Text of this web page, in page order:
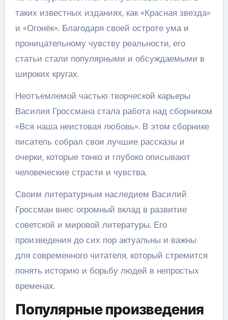
таких известных изданиях, как «Красная звезда»
и «Огонёк». Благодаря своей остроте ума и
проницательному чувству реальности, его
статьи стали популярными и обсуждаемыми в
широких кругах.
Неотъемлемой частью творческой карьеры
Василия Гроссмана стала работа над сборником
«Вся наша неистовая любовь». В этом сборнике
писатель собрал свои лучшие рассказы и
очерки, которые тонко и глубоко описывают
человеческие страсти и чувства.
Своим литературным наследием Василий
Гроссман внес огромный вклад в развитие
советской и мировой литературы. Его
произведения до сих пор актуальны и важны
для современного читателя, который стремится
понять историю и борьбу людей в непростых
временах.
Популярные произведения